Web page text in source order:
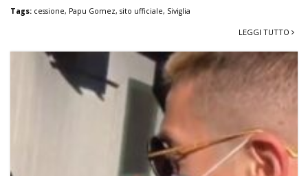
Tags: cessione, Papu Gomez, sito ufficiale, Siviglia
LEGGI TUTTO